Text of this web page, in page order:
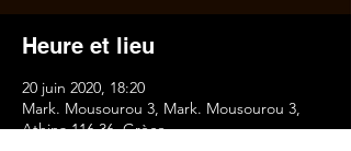
Heure et lieu
20 juin 2020, 18:20
Mark. Mousourou 3, Mark. Mousourou 3,
Athina 116 36, Grèce